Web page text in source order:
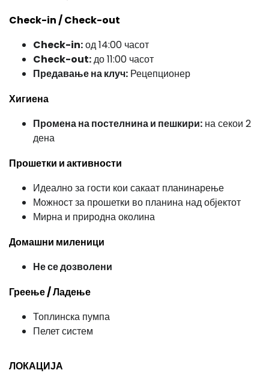
Check-in / Check-out
Check-in:од 14:00 часот
Check-out:до 11:00 часот
Предавање на клуч: Рецепционер
Хигиена
Промена на постелнина и пешкири: на секои 2
дена
Прошетки и активности
Идеално за гости кои сакаат планинарење
Можност за прошетки во планина над објектот
Мирна и природна околина
Домашни миленици
Не се дозволени
Греење / Ладење
Топлинска пумпа
Пелет систем
ЛОКАЦИЈА